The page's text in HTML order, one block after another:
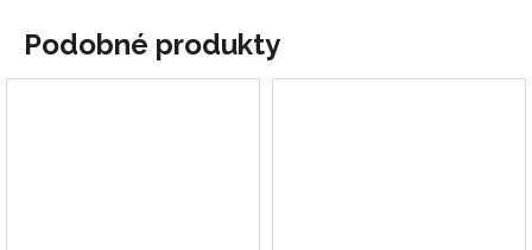
Podobné produkty